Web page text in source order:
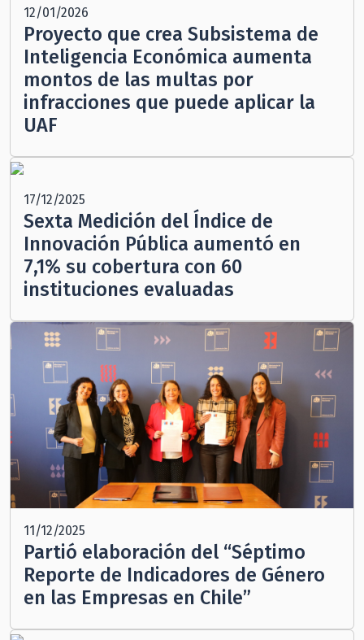
12/01/2026
Proyecto que crea Subsistema de
Inteligencia Económica aumenta
montos de las multas por
infracciones que puede aplicar la
UAF
17/12/2025
Sexta Medición del Índice de
Innovación Pública aumentó en
7,1% su cobertura con 60
instituciones evaluadas
11/12/2025
Partió elaboración del “Séptimo
Reporte de Indicadores de Género
en las Empresas en Chile”